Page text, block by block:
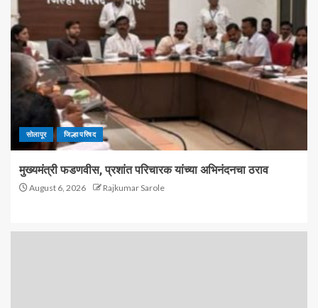
सोलापूर जिल्हा परिषद
मुख्यमंत्री फडणवीस, प्रशांत परिचारक यांच्या अभिनंदनचा ठराव
August 6, 2026 Rajkumar Sarole